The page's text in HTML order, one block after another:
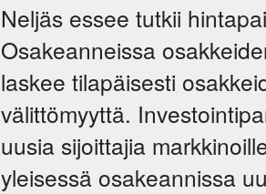
Neljäs essee tutkii
Osakeanneissa
laskee tilapäisesti
välittömyyttä.
uusia sijoittajia
yleisessä osakeannissa